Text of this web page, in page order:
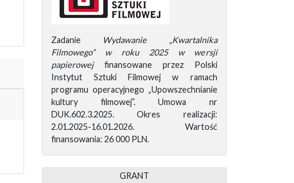
Zadanie
Wydawanie „Kwartalnika
Filmowego” w roku 2025 w wersji
papierowejfinansowane przez Polski
Instytut Sztuki Filmowej w ramach
programu operacyjnego „Upowszechnianie
kultury filmowej”. Umowa nr
DUK.602.3.2025. Okres realizacji:
2.01.2025-16.01.2026. Wartość
finansowania: 26 000 PLN.
GRANT